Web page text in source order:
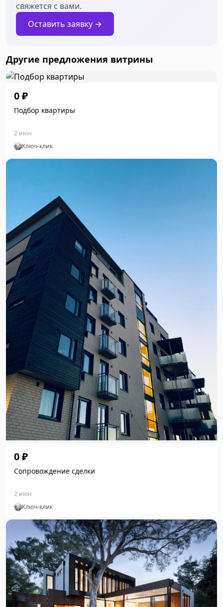
свяжется с вами.
Оставить заявку →
Другие предложения витрины
0 ₽
Подбор квартиры
2 июн
Ключ-клик
0 ₽
Сопровождение сделки
2 июн
Ключ-клик